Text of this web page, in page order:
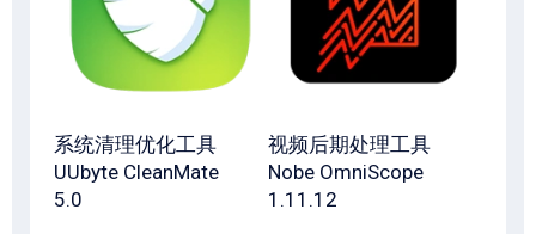
系统清理优化工具
UUbyte CleanMate
5.0
视频后期处理工具
Nobe OmniScope
1.11.12